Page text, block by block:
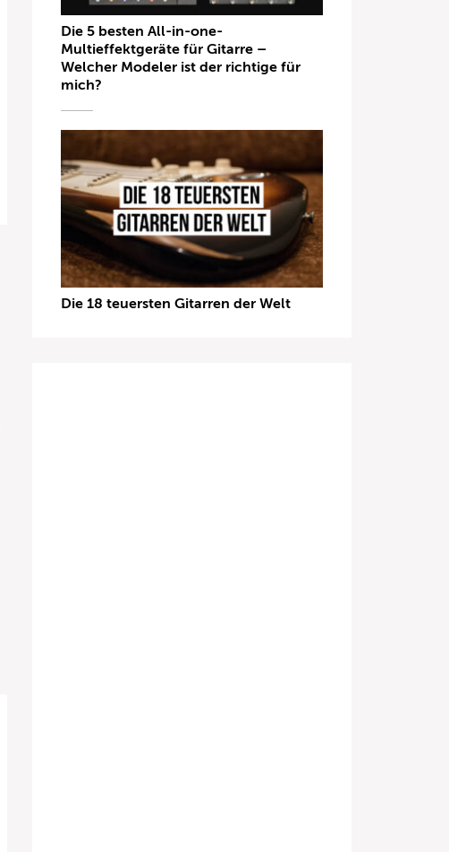
Die 5 besten All-in-one-
Multieffektgeräte für Gitarre –
Welcher Modeler ist der richtige für
mich?
Die 18 teuersten Gitarren der Welt